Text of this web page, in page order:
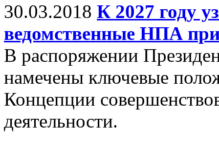
30.03.2018 К 2027 году
ведомственные НПА
В распоряжении
намечены ключевые
Концепции
деятельности.